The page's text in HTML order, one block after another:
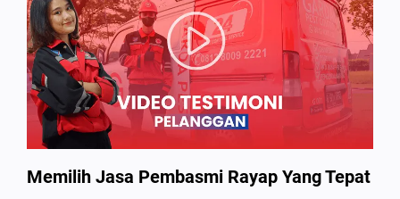
Memilih Jasa Pembasmi Rayap Yang Tepat